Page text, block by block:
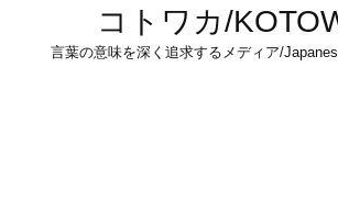
コトワカ/
言葉の意味を深く追求するメディア/